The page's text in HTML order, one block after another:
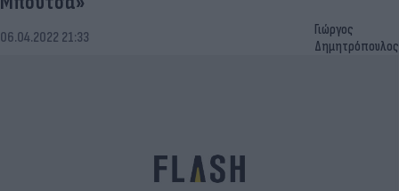
06.04.2022 21:33
Γιώργος
Δημητρόπουλος